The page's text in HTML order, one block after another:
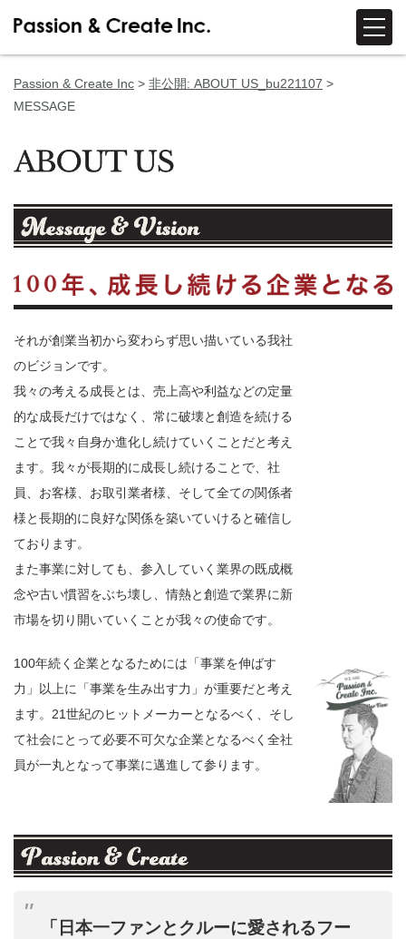
Passion & Create Inc > 非公開: ABOUT US_bu221107 >
MESSAGE
それが創業当初から変わらず思い描いている我社
のビジョンです。
我々の考える成長とは、売上高や利益などの定量
的な成長だけではなく、常に破壊と創造を続ける
ことで我々自身か進化し続けていくことだと考え
ます。我々が長期的に成長し続けることで、社
員、お客様、お取引業者様、そして全ての関係者
様と長期的に良好な関係を築いていけると確信し
ております。
また事業に対しても、参入していく業界の既成概
念や古い慣習をぶち壊し、情熱と創造で業界に新
市場を切り開いていくことが我々の使命です。
100年続く企業となるためには「事業を伸ばす
力」以上に「事業を生み出す力」が重要だと考え
ます。21世紀のヒットメーカーとなるべく、そし
て社会にとって必要不可欠な企業となるべく全社
員が一丸となって事業に邁進して参ります。
「日本一ファンとクルーに愛されるフー